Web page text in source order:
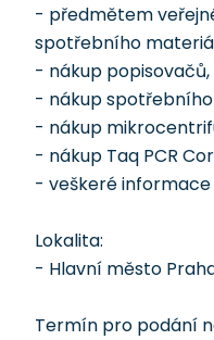
- předmětem
spotřebního
- nákup
- nákup
- nákup
- nákup Taq PCR
- veškeré
Lokalita:
- Hlavní město
Termín pro podání